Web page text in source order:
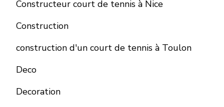
Constructeur court de tennis à Nice
Construction
construction d'un court de tennis à Toulon
Deco
Decoration